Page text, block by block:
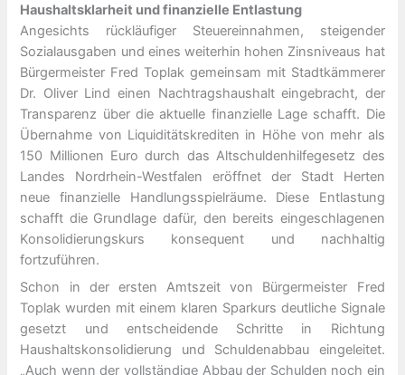
Haushaltsklarheit und finanzielle Entlastung
Angesichts rückläufiger Steuereinnahmen, steigender
Sozialausgaben und eines weiterhin hohen Zinsniveaus hat
Bürgermeister Fred Toplak gemeinsam mit Stadtkämmerer
Dr. Oliver Lind einen Nachtragshaushalt eingebracht, der
Transparenz über die aktuelle finanzielle Lage schafft. Die
Übernahme von Liquiditätskrediten in Höhe von mehr als
150 Millionen Euro durch das Altschuldenhilfegesetz des
Landes Nordrhein-Westfalen eröffnet der Stadt Herten
neue finanzielle Handlungsspielräume. Diese Entlastung
schafft die Grundlage dafür, den bereits eingeschlagenen
Konsolidierungskurs konsequent und nachhaltig
fortzuführen.
Schon in der ersten Amtszeit von Bürgermeister Fred
Toplak wurden mit einem klaren Sparkurs deutliche Signale
gesetzt und entscheidende Schritte in Richtung
Haushaltskonsolidierung und Schuldenabbau eingeleitet.
„Auch wenn der vollständige Abbau der Schulden noch ein